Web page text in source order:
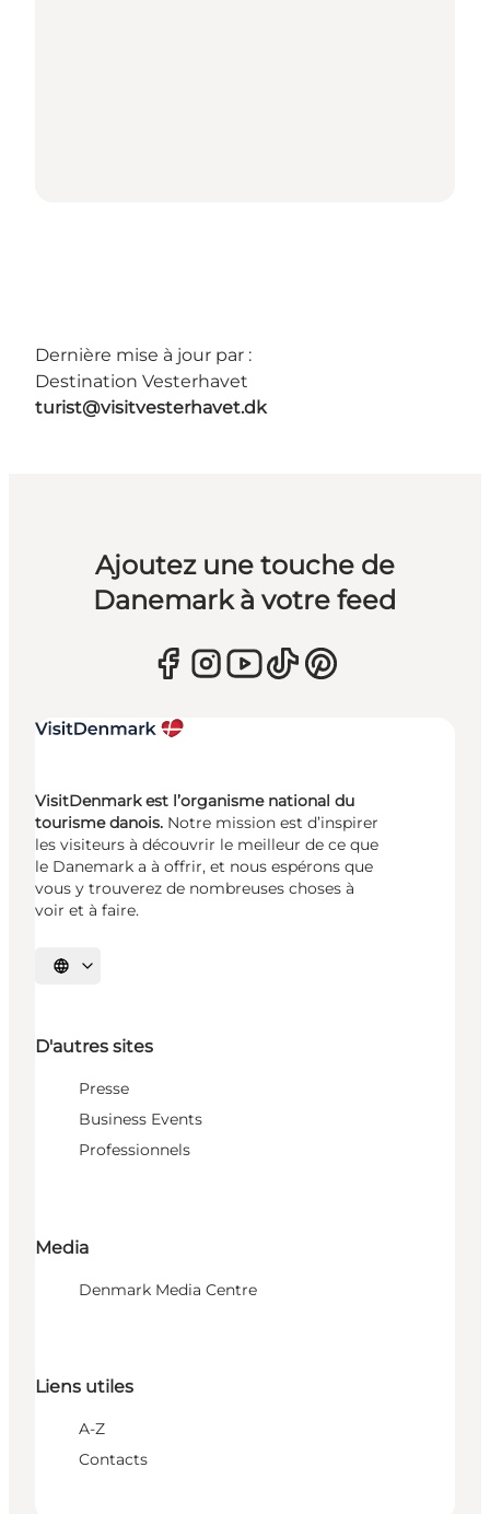
Dernière mise à jour par :
Destination Vesterhavet
turist@visitvesterhavet.dk
Ajoutez une touche de
Danemark à votre feed
VisitDenmark est l’organisme national du
tourisme danois. Notre mission est d’inspirer
les visiteurs à découvrir le meilleur de ce que
le Danemark a à offrir, et nous espérons que
vous y trouverez de nombreuses choses à
voir et à faire.
Choisissez la langue
D'autres sites
Presse
Business Events
Professionnels
Media
Denmark Media Centre
Liens utiles
A-Z
Contacts